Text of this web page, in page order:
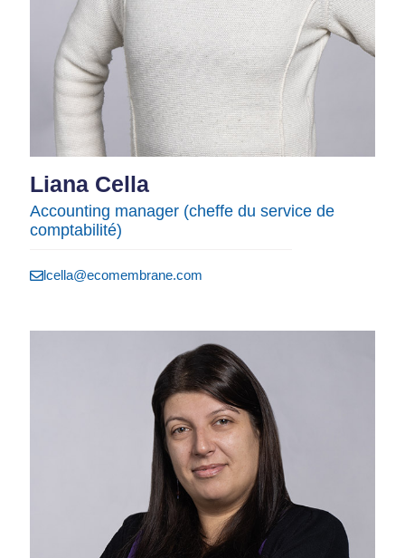
Liana Cella
Accounting manager (cheffe du service de
comptabilité)
lcella@ecomembrane.com